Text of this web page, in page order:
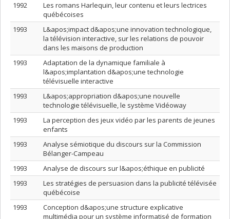
1992
Les romans Harlequin, leur contenu et leurs lectrices
québécoises
1993
L&apos;impact d&apos;une innovation technologique,
la télévision interactive, sur les relations de pouvoir
dans les maisons de production
1993
Adaptation de la dynamique familiale à
l&apos;implantation d&apos;une technologie
télévisuelle interactive
1993
L&apos;appropriation d&apos;une nouvelle
technologie télévisuelle, le système Vidéoway
1993
La perception des jeux vidéo par les parents de jeunes
enfants
1993
Analyse sémiotique du discours sur la Commission
Bélanger-Campeau
1993
Analyse de discours sur l&apos;éthique en publicité
1993
Les stratégies de persuasion dans la publicité télévisée
québécoise
1993
Conception d&apos;une structure explicative
multimédia pour un système informatisé de formation